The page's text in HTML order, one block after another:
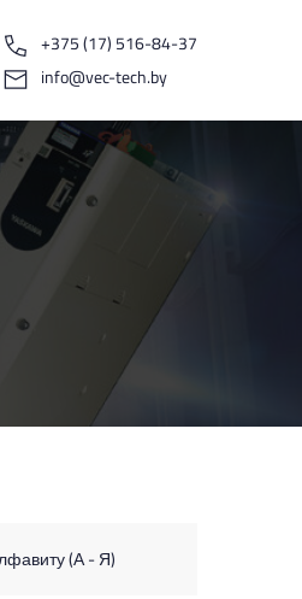
+375 (17) 516-84-37
info@vec-tech.by